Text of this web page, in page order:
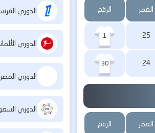
العمر الرقم
25
1
24
30
العمر الرقم
الدوري
الدوري
الدوري
الدوري